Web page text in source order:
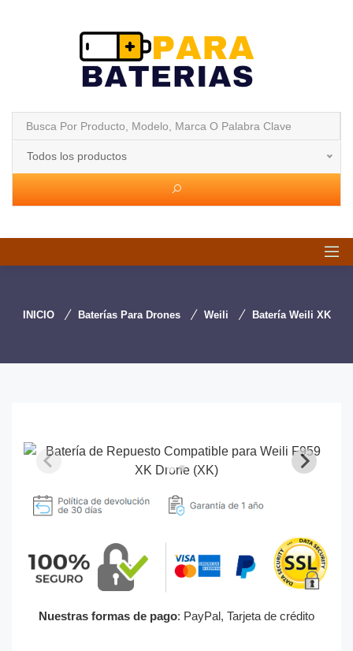
Todos los productos
INICIO Baterías Para Drones Weili Batería Weili XK
Nuestras formas de pago: PayPal, Tarjeta de crédito